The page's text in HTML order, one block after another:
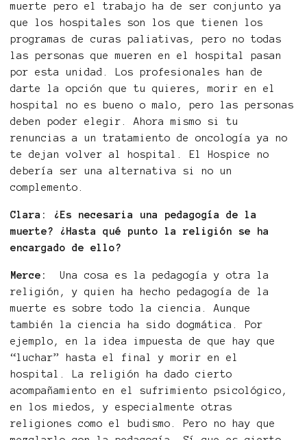
muerte pero el trabajo ha de ser conjunto ya
que los hospitales son los que tienen los
programas de curas paliativas, pero no todas
las personas que mueren en el hospital pasan
por esta unidad. Los profesionales han de
darte la opción que tu quieres, morir en el
hospital no es bueno o malo, pero las personas
deben poder elegir. Ahora mismo si tu
renuncias a un tratamiento de oncología ya no
te dejan volver al hospital. El Hospice no
debería ser una alternativa si no un
complemento.
Clara: ¿Es necesaria una pedagogía de la
muerte? ¿Hasta qué punto la religión se ha
encargado de ello?
Merce:
Una cosa es la pedagogía y otra la
religión, y quien ha hecho pedagogía de la
muerte es sobre todo la ciencia. Aunque
también la ciencia ha sido dogmática. Por
ejemplo, en la idea impuesta de que hay que
“luchar” hasta el final y morir en el
hospital. La religión ha dado cierto
acompañamiento en el sufrimiento psicológico,
en los miedos, y especialmente otras
religiones como el budismo. Pero no hay que